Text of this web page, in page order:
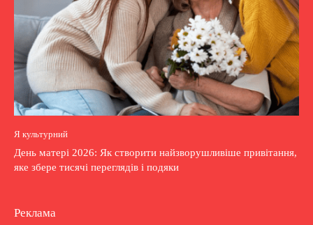
Я культурний
День матері 2026: Як створити найзворушливіше привітання,
яке збере тисячі переглядів і подяки
Реклама